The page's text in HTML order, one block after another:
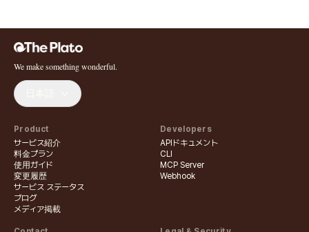
We make something wonderful.
Product
サービス紹介
料金プラン
使用ガイド
変更履歴
サービス ステータス
ブログ
メディア掲載
Developers
APIドキュメント
CLI
MCP Server
Webhook